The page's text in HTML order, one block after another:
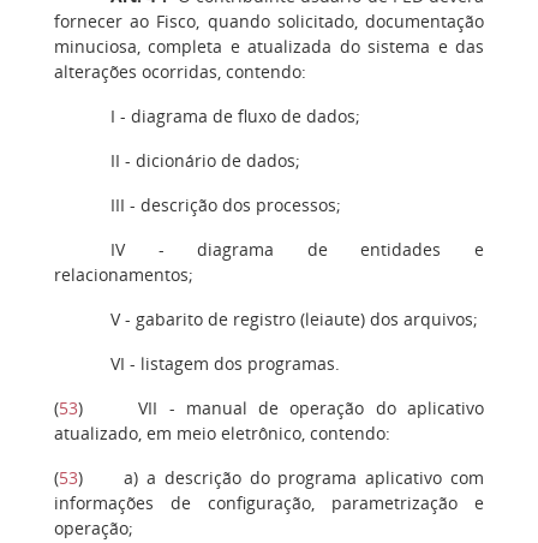
fornecer ao Fisco, quando solicitado, documentação
minuciosa, completa e atualizada do sistema e das
alterações ocorridas, contendo:
I - diagrama de fluxo de dados;
II- dicionário de dados;
III - descrição dos processos;
IV - diagrama de entidades e
relacionamentos;
V - gabarito de registro (leiaute) dos arquivos;
VI- listagem dos programas.
(53)VII - manual de operação do aplicativo
atualizado, em meio eletrônico, contendo:
(53)a) a descrição do programa aplicativo com
informações de configuração, parametrização e
operação;